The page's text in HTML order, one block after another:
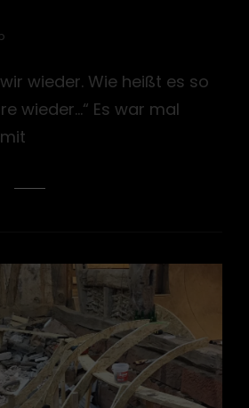
wieder. Wie heißt es so
wieder…“ Es war mal
KKF